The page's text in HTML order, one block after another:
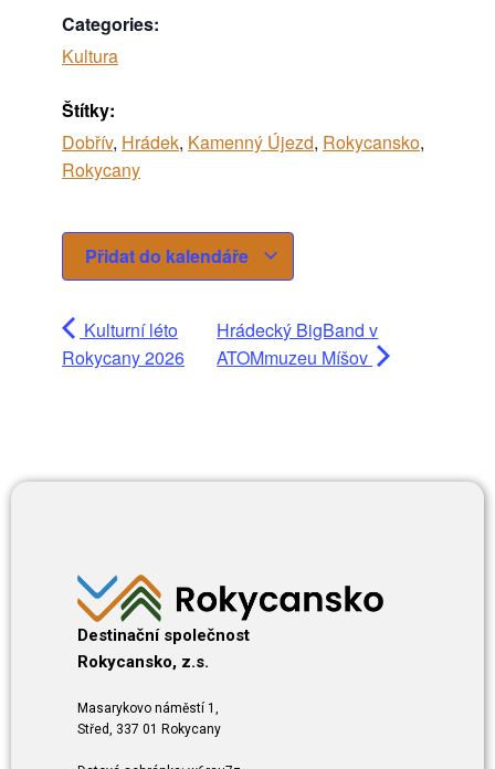
Categories:
Kultura
Štítky:
Dobřív, Hrádek, Kamenný Újezd, Rokycansko,
Rokycany
Přidat do kalendáře
Kulturní léto
Rokycany 2026
Hrádecký BigBand v
ATOMmuzeu Míšov
Destinační společnost
Rokycansko, z.s.
Masarykovo náměstí 1,
Střed, 337 01 Rokycany